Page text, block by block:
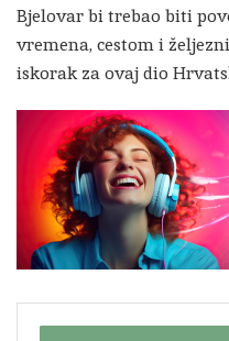
Bjelovar bi trebao biti
vremena, cestom i
iskorak za ovaj dio